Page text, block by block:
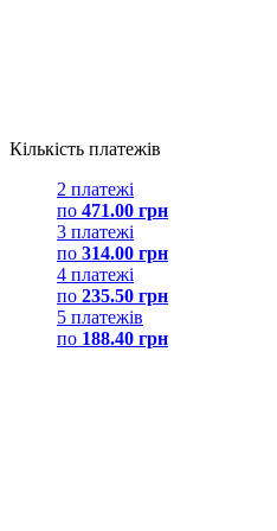
Кількість платежів
2 платежі
по 471.00 грн
3 платежі
по 314.00 грн
4 платежі
по 235.50 грн
5 платежів
по 188.40 грн